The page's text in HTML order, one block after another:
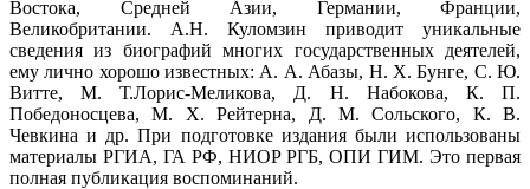
Востока, Средней Азии, Германии, Франции,
Великобритании. А.Н. Куломзин приводит уникальные
сведения из биографий многих государственных деятелей,
ему лично хорошо известных: А. А. Абазы, Н. Х. Бунге, С. Ю.
Витте, М. Т.Лорис-Меликова, Д. Н. Набокова, К. П.
Победоносцева, М. Х. Рейтерна, Д. М. Сольского, К. В.
Чевкина и др. При подготовке издания были использованы
материалы РГИА, ГА РФ, НИОР РГБ, ОПИ ГИМ. Это первая
полная публикация воспоминаний.